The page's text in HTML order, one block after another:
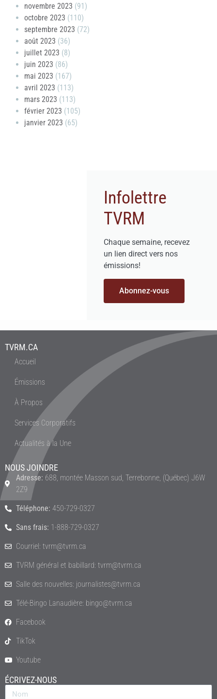
novembre 2023 (91)
octobre 2023 (110)
septembre 2023 (72)
août 2023 (36)
juillet 2023 (8)
juin 2023 (86)
mai 2023 (167)
avril 2023 (113)
mars 2023 (113)
février 2023 (105)
janvier 2023 (65)
Infolettre
TVRM
Chaque semaine, recevez
un lien direct vers nos
émissions!
Abonnez-vous
TVRM.CA
Accueil
Émissions
À Propos
Services Corporatifs
Actualités à la Une
NOUS JOINDRE
Adresse: 688, montée Masson sud, Terrebonne, (Québec) J6W
2Z9
Téléphone: 450-729-0327
Sans frais: 1-888-729-0327
Courriel: tvrm@tvrm.ca
TVRM général et babillard: tvrm@tvrm.ca
Salle des nouvelles: journalistes@tvrm.ca
Télé-Bingo Lanaudière: bingo@tvrm.ca
Facebook
TikTok
Youtube
ÉCRIVEZ-NOUS